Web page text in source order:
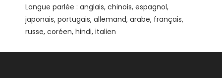
Langue parlée : anglais, chinois, espagnol,
japonais, portugais, allemand, arabe, français,